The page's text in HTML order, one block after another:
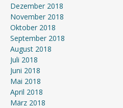
Dezember 2018
November 2018
Oktober 2018
September 2018
August 2018
Juli 2018
Juni 2018
Mai 2018
April 2018
März 2018